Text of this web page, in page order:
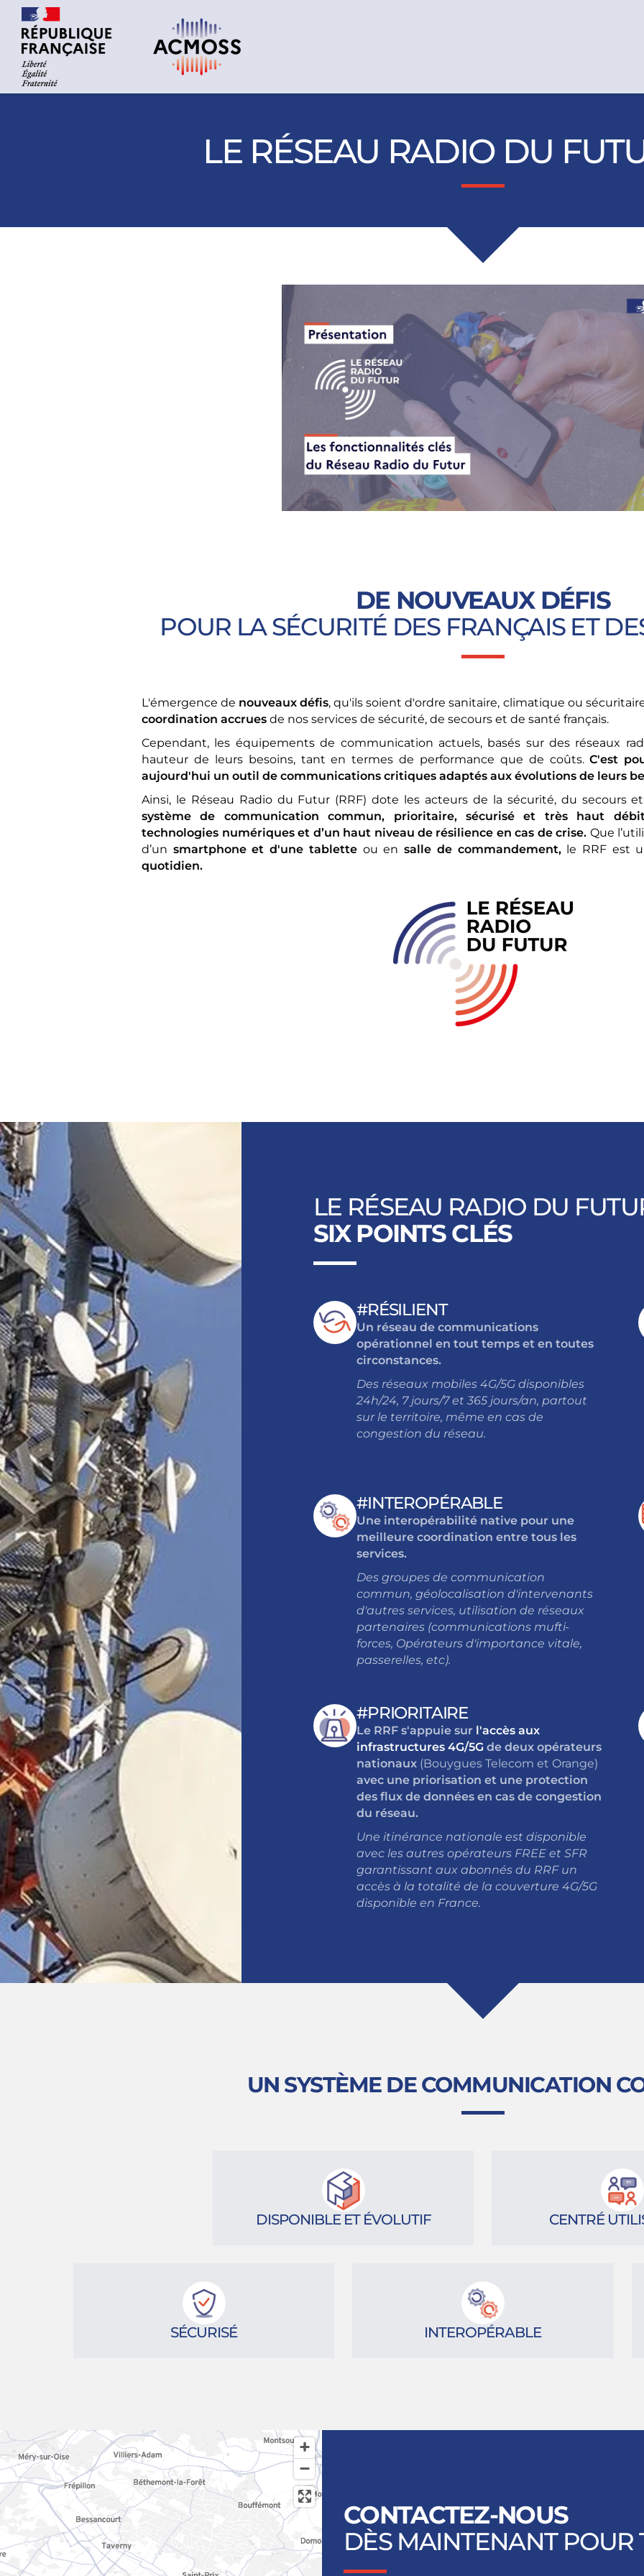
LE RÉSEAU RADIO DU
DE NOUVEAUX DÉFIS
POUR LA SÉCURITÉ DES FRANÇAIS ET
L'émergence de nouveaux défis, qu'ils soient d'ordre sanitaire, climatique ou
coordination accrues de nos services de sécurité, de secours et de santé français.
Cependant, les équipements de communication actuels, basés sur des réseaux
hauteur de leurs besoins, tant en termes de performance que de coûts.C'est
aujourd'hui un outil de communications critiques adaptés aux évolutions de leurs
Ainsi, le Réseau Radio du Futur (RRF) dote les acteurs de la sécurité, du secours
système de communication commun, prioritaire, sécurisé et très haut
technologies numériques et d’un haut niveau de résilience en cas de crise. Que
d’un smartphone et d'une tablette ou ensalle de commandement, le RRF est
quotidien.
LE RÉSEAU RADIO DU
SIX POINTS CLÉS
#RÉSILIENT
Un réseau de communications
opérationnel en tout temps et en toutes
circonstances.
Des réseaux mobiles 4G/5G disponibles
24h/24, 7 jours/7 et 365 jours/an, partout
sur le territoire, même en cas de
congestion du réseau.
#INTEROPÉRABLE
Une interopérabilité native pour une
meilleure coordination entre tous les
services.
Des groupes de communication
commun, géolocalisation d'intervenants
d'autres services, utilisation de réseaux
partenaires (communications mufti-
forces, Opérateurs d'importance vitale,
passerelles, etc).
#PRIORITAIRE
Le RRF s'appuie sur l'accès aux
infrastructures 4G/5G de deux opérateurs
nationaux (Bouygues Telecom et Orange)
avec une priorisation et une protection
des flux de données en cas de congestion
du réseau.
Une itinérance nationale est disponible
avec les autres opérateurs FREE et SFR
garantissant aux abonnés du RRF un
accès à la totalité de la couverture 4G/5G
disponible en France.
UN SYSTÈME DE COMMUNICATION
DISPONIBLE ET ÉVOLUTIF CENTRÉ
SÉCURISÉ INTEROPÉRABLE
CONTACTEZ-NOUS
DÈS MAINTENANT POUR